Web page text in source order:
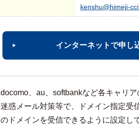
kenshu@himeji-
インターネットで申し
docomo、au、softbankなど各キャリ
迷惑メール対策等で、ドメイン指定受
のドメインを受信できるように設定し